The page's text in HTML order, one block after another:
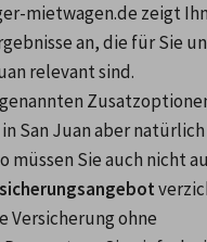
mietwagen.de zeigt
an, die für Sie
relevant sind.
San Juan aber natürlich
müssen Sie auch nicht
Versicherung ohne